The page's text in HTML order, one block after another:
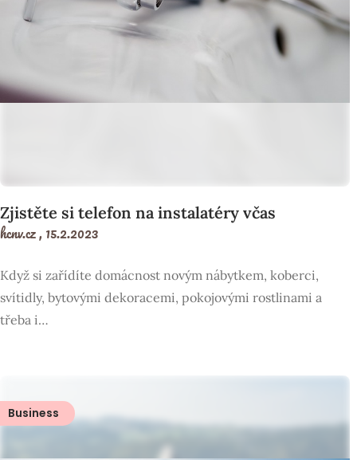
Zjistěte si telefon na instalatéry včas
hcnv.cz ,15.2.2023
Když si zařídíte domácnost novým nábytkem, koberci,
svítidly, bytovými dekoracemi, pokojovými rostlinami a
třeba i…
Business